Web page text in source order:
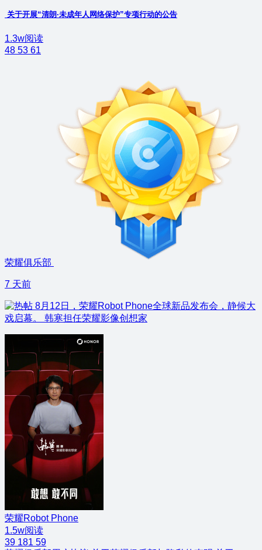
关于开展“清朗·未成年人网络保护”专项行动的公告
1.3w阅读
48 53 61
荣耀俱乐部
7 天前
8月12日，荣耀Robot Phone全球新品发布会，静候大
戏启幕。 韩寒担任荣耀影像创想家
荣耀Robot Phone
1.5w阅读
39 181 59